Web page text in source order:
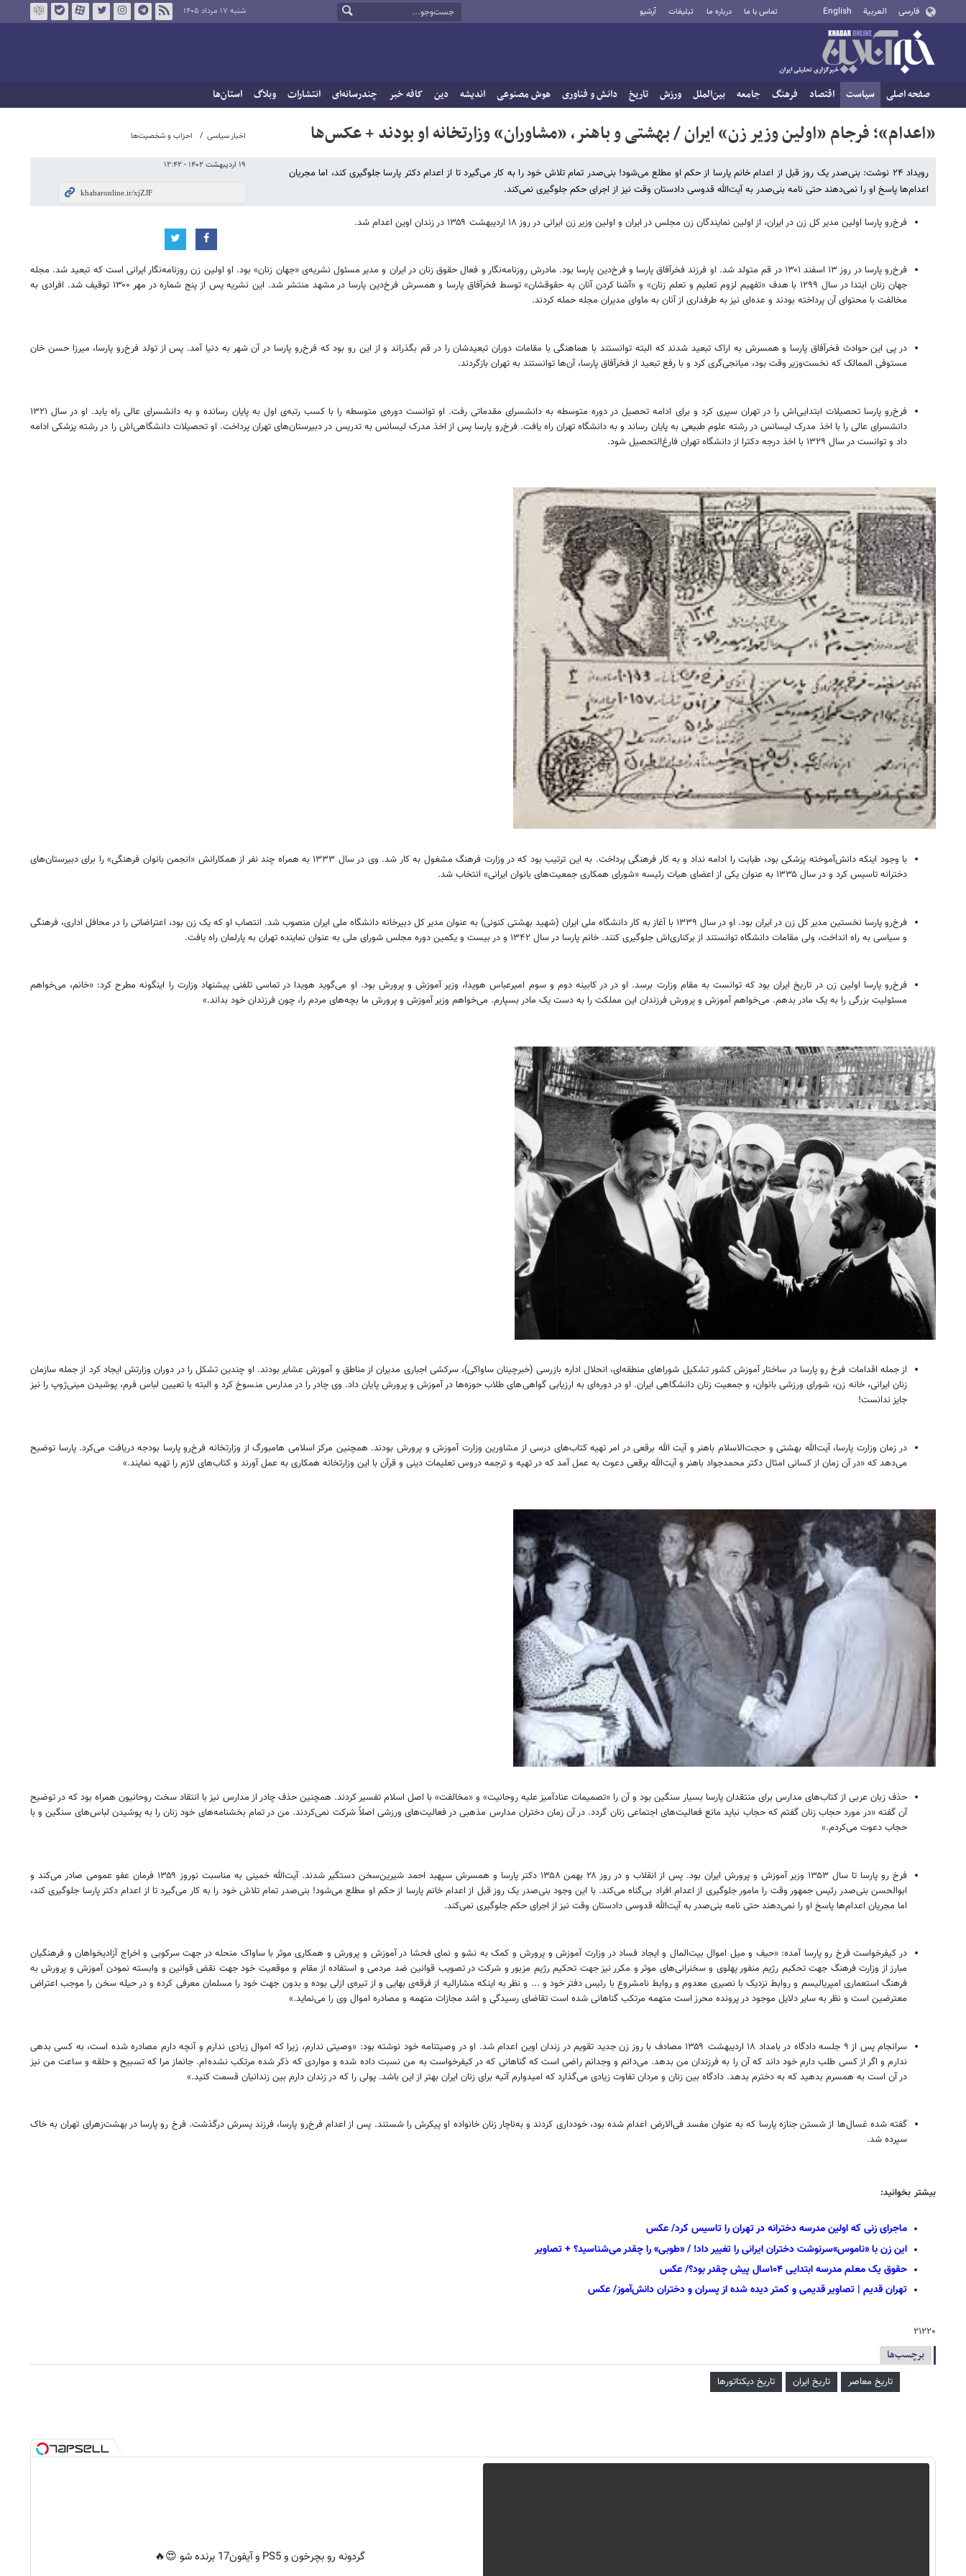
فارسی العربية English تماس با ما درباره ما تبلیغات آرشیو شنبه ۱۷ مرداد ۱۴۰۵
صفحه اصلی سیاست اقتصاد فرهنگ جامعه بین‌الملل ورزش تاریخ دانش و فناوری هوش مصنوعی اندیشه دین کافه خبر چندرسانه‌ای انتشارات وبلاگ استان‌ها
اخبار سیاسی احزاب و شخصیت‌ها
۱۹ اردیبهشت ۱۴۰۲ - ۱۲:۴۲
«اعدام»؛ فرجام «اولین وزیر زن» ایران / بهشتی و باهنر، «مشاوران» وزارتخانه او بودند + عکس‌ها
رویداد ۲۴ نوشت: بنی‌صدر یک روز قبل از اعدام خانم پارسا از حکم او مطلع می‌شود! بنی‌صدر تمام تلاش خود را به کار می‌گیرد تا از اعدام دکتر پارسا جلوگیری کند، اما مجریان
اعدام‌ها پاسخ او را نمی‌دهند حتی نامه بنی‌صدر به آیت‌الله قدوسی دادستان وقت نیز از اجرای حکم جلوگیری نمی‌کند.
فرخ‌رو پارسا اولین مدیر کل زن در ایران، از اولین نمایندگان زن مجلس در ایران و اولین وزیر زن ایرانی در روز ۱۸ اردیبهشت ۱۳۵۹ در زندان اوین اعدام شد.
فرخ‌رو پارسا در روز ۱۳ اسفند ۱۳۰۱ در قم متولد شد. او فرزند فخرآفاق پارسا و فرخ‌دین پارسا بود. مادرش روزنامه‌نگار و فعال حقوق زنان در ایران و مدیر مسئول نشریه‌ی «جهان زنان» بود. او اولین زن روزنامه‌نگار ایرانی است که تبعید شد. مجله
جهان زنان ابتدا در سال ۱۲۹۹ با هدف «تفهیم لزوم تعلیم و تعلم زنان» و «آشنا کردن آنان به حقوقشان» توسط فخرآفاق پارسا و همسرش فرخ‌دین پارسا در مشهد منتشر شد. این نشریه پس از پنج شماره در مهر ۱۳۰۰ توقیف شد. افرادی به
مخالفت با محتوای آن پرداخته بودند و عده‌ای نیز به طرفداری از آنان به ماوای مدیران مجله حمله کردند.
در پی این حوادث فخرآفاق پارسا و همسرش به اراک تبعید شدند که البته توانستند با هماهنگی با مقامات دوران تبعیدشان را در قم بگذراند و از این رو بود که فرخ‌رو پارسا در آن شهر به دنیا آمد. پس از تولد فرخ‌رو پارسا، میرزا حسن خان
مستوفی الممالک که نخست‌وزیر وقت بود، میانجی‌گری کرد و با رفع تبعید از فخرآفاق پارسا، آن‌ها توانستند به تهران بازگردند.
فرخ‌رو پارسا تحصیلات ابتدایی‌اش را در تهران سپری کرد و برای ادامه تحصیل در دوره متوسطه به دانشسرای مقدماتی رفت. او توانست دوره‌ی متوسطه را با کسب رتبه‌ی اول به پایان رسانده و به دانشسرای عالی راه یابد. او در سال ۱۳۲۱
دانشسرای عالی را با اخذ مدرک لیسانس در رشته علوم طبیعی به پایان رساند و به دانشگاه تهران راه یافت. فرخ‌رو پارسا پس از اخذ مدرک لیسانس به تدریس در دبیرستان‌های تهران پرداخت. او تحصیلات دانشگاهی‌اش را در رشته پزشکی ادامه
داد و توانست در سال ۱۳۲۹ با اخذ درجه دکترا از دانشگاه تهران فارغ‌التحصیل شود.
با وجود اینکه دانش‌آموخته پزشکی بود، طبابت را ادامه نداد و به کار فرهنگی پرداخت. به این ترتیب بود که در وزارت فرهنگ مشغول به کار شد. وی در سال ۱۳۳۳ به همراه چند نفر از همکارانش «انجمن بانوان فرهنگی» را برای دبیرستان‌های
دخترانه تاسیس کرد و در سال ۱۳۳۵ به عنوان یکی از اعضای هیات رئیسه «شورای همکاری جمعیت‌های بانوان ایرانی» انتخاب شد.
فرخ‌رو پارسا نخستین مدیر کل زن در ایران بود. او در سال ۱۳۳۹ با آغاز به کار دانشگاه ملی ایران (شهید بهشتی کنونی) به عنوان مدیر کل دبیرخانه دانشگاه ملی ایران منصوب شد. انتصاب او که یک زن بود، اعتراضاتی را در محافل اداری، فرهنگی
و سیاسی به راه انداخت، ولی مقامات دانشگاه توانستند از برکناری‌اش جلوگیری کنند. خانم پارسا در سال ۱۳۴۲ و در بیست و یکمین دوره مجلس شورای ملی به عنوان نماینده تهران به پارلمان راه یافت.
فرخ‌رو پارسا اولین زن در تاریخ ایران بود که توانست به مقام وزارت برسد. او در در کابینه دوم و سوم امیرعباس هویدا، وزیر آموزش و پرورش بود. او می‌گوید هویدا در تماسی تلفنی پیشنهاد وزارت را اینگونه مطرح کرد: «خانم، می‌خواهم
مسئولیت بزرگی را به یک مادر بدهم. می‌خواهم آموزش و پرورش فرزندان این مملکت را به دست یک مادر بسپارم. می‌خواهم وزیر آموزش و پرورش ما بچه‌های مردم را، چون فرزندان خود بداند.»
از جمله اقدامات فرخ رو پارسا در ساختار آموزش کشور تشکیل شوراهای منطقه‌ای، انحلال اداره بازرسی (خبرچینان ساواکی)، سرکشی اجباری مدیران از مناطق و آموزش عشایر بودند. او چندین تشکل را در دوران وزارتش ایجاد کرد از جمله سازمان
زنان ایرانی، خانه زن، شورای ورزشی بانوان، و جمعیت زنان دانشگاهی ایران. او در دوره‌ای به ارزیابی گواهی‌های طلاب حوزه‌ها در آموزش و پرورش پایان داد. وی چادر را در مدارس منسوخ کرد و البته با تعیین لباس فرم، پوشیدن مینی‌ژوپ را نیز
جایز ندانست!
در زمان وزارت پارسا، آیت‌الله بهشتی و حجت‌الاسلام باهنر و آیت الله برقعی در امر تهیه کتاب‌های درسی از مشاورین وزارت آموزش و پرورش بودند. همچنین مرکز اسلامی هامبورگ از وزارتخانه فرخ‌رو پارسا بودجه دریافت می‌کرد. پارسا توضیح
می‌دهد که «در آن زمان از کسانی امثال دکتر محمدجواد باهنر و آیت‌الله برقعی دعوت به عمل آمد که در تهیه و ترجمه دروس تعلیمات دینی و قرآن با این وزارتخانه همکاری به عمل آورند و کتاب‌های لازم را تهیه نمایند.»
حذف زبان عربی از کتاب‌های مدارس برای منتقدان پارسا بسیار سنگین بود و آن را «تصمیمات عنادآمیز علیه روحانیت» و «مخالفت» با اصل اسلام تفسیر کردند. همچنین حذف چادر از مدارس نیز با انتقاد سخت روحانیون همراه بود که در توضیح
آن گفته «در مورد حجاب زنان گفتم که حجاب نباید مانع فعالیت‌های اجتماعی زنان گردد. در آن زمان دختران مدارس مذهبی در فعالیت‌های ورزشی اصلاً شرکت نمی‌کردند. من در تمام بخشنامه‌های خود زنان را به پوشیدن لباس‌های سنگین و با
حجاب دعوت می‌کردم.»
فرخ رو پارسا تا سال ۱۳۵۳ وزیر آموزش و پرورش ایران بود. پس از انقلاب و در روز ۲۸ بهمن ۱۳۵۸ دکتر پارسا و همسرش سپهبد احمد شیرین‌سخن دستگیر شدند. آیت‌الله خمینی به مناسبت نوروز ۱۳۵۹ فرمان عفو عمومی صادر می‌کند و
ابوالحسن بنی‌صدر رئیس جمهور وقت را مامور جلوگیری از اعدام افراد بی‌گناه می‌کند. با این وجود بنی‌صدر یک روز قبل از اعدام خانم پارسا از حکم او مطلع می‌شود! بنی‌صدر تمام تلاش خود را به کار می‌گیرد تا از اعدام دکتر پارسا جلوگیری کند،
اما مجریان اعدام‌ها پاسخ او را نمی‌دهند حتی نامه بنی‌صدر به آیت‌الله قدوسی دادستان وقت نیز از اجرای حکم جلوگیری نمی‌کند.
در کیفرخواست فرخ رو پارسا آمده: «حیف و میل اموال بیت‌المال و ایجاد فساد در وزارت آموزش و پرورش و کمک به نشو و نمای فحشا در آموزش و پرورش و همکاری موثر با ساواک منحله در جهت سرکوبی و اخراج آزادیخواهان و فرهنگیان
مبارز از وزارت فرهنگ جهت تحکیم رژیم منفور پهلوی و سخنرانی‌های موثر و مکرر نیز جهت تحکیم رژیم مزبور و شرکت در تصویب قوانین ضد مردمی و استفاده از مقام و موقعیت خود جهت نقض قوانین و وابسته نمودن آموزش و پرورش به
فرهنگ استعماری امپریالیسم و روابط نزدیک با نصیری معدوم و روابط نامشروع با رئیس دفتر خود و ... و نظر به اینکه مشارالیه از فرقه‌ی بهایی و از تیره‌ی ازلی بوده و بدون جهت خود را مسلمان معرفی کرده و در حیله سخن را موجب اعتراض
معترضین است و نظر به سایر دلایل موجود در پرونده محرز است متهمه مرتکب گناهانی شده است تقاضای رسیدگی و اشد مجازات متهمه و مصادره اموال وی را می‌نماید.»
سرانجام پس از ۹ جلسه دادگاه در بامداد ۱۸ اردیبهشت ۱۳۵۹ مصادف با روز زن جدید تقویم در زندان اوین اعدام شد. او در وصیتنامه خود نوشته بود: «وصیتی ندارم، زیرا که اموال زیادی ندارم و آنچه دارم مصادره شده است، به کسی بدهی
ندارم و اگر از کسی طلب دارم خود داند که آن را به فرزندان من بدهد. می‌دانم و وجدانم راضی است که گناهانی که در کیفرخواست به من نسبت داده شده و مواردی که ذکر شده مرتکب نشده‌ام. جانماز مرا که تسبیح و حلقه و ساعت من نیز
در آن است به همسرم بدهید که به دخترم بدهد. دادگاه بین زنان و مردان تفاوت زیادی می‌گذارد که امیدوارم آتیه برای زنان ایران بهتر از این باشد. پولی را که در زندان دارم بین زندانیان قسمت کنید.»
گفته شده غسال‌ها از شستن جنازه پارسا که به عنوان مفسد فی‌الارض اعدام شده بود، خودداری کردند و به‌ناچار زنان خانواده او پیکرش را شستند. پس از اعدام فرخ‌رو پارسا، فرزند پسرش درگذشت. فرخ رو پارسا در بهشت‌زهرای تهران به خاک
سپرده شد.
بیشتر بخوانید:
ماجرای زنی که اولین مدرسه دخترانه در تهران را تاسیس کرد/ عکس
این زن با «ناموس»سرنوشت دختران ایرانی را تغییر داد! / «طوبی» را چقدر می‌شناسید؟ + تصاویر
حقوق یک معلم مدرسه ابتدایی ۱۰۴سال پیش چقدر بود؟/ عکس
تهران قدیم | تصاویر قدیمی و کمتر دیده شده از پسران و دختران دانش‌آموز/ عکس
۲۱۲۲۰
برچسب‌ها
تاریخ معاصر تاریخ ایران تاریخ دیکتاتورها
گردونه رو بچرخون و PS5 و آیفون17 برنده شو 😍🔥